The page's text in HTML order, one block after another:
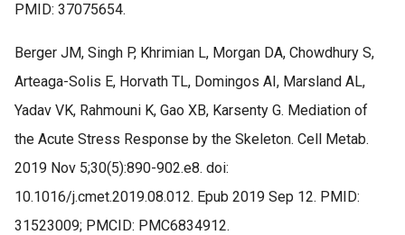
PMID: 37075654.
Berger JM, Singh P, Khrimian L, Morgan DA, Chowdhury S,
Arteaga-Solis E, Horvath TL, Domingos AI, Marsland AL,
Yadav VK, Rahmouni K, Gao XB, Karsenty G. Mediation of
the Acute Stress Response by the Skeleton. Cell Metab.
2019 Nov 5;30(5):890-902.e8. doi:
10.1016/j.cmet.2019.08.012. Epub 2019 Sep 12. PMID:
31523009; PMCID: PMC6834912.